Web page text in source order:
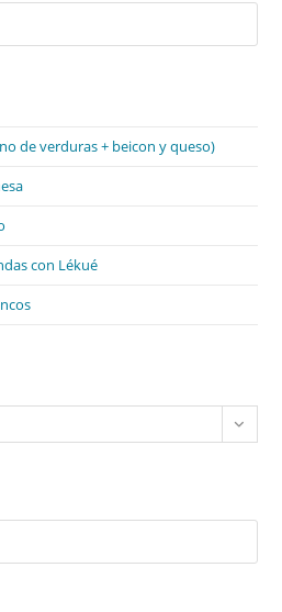
de verduras + beicon y queso)
con Lékué